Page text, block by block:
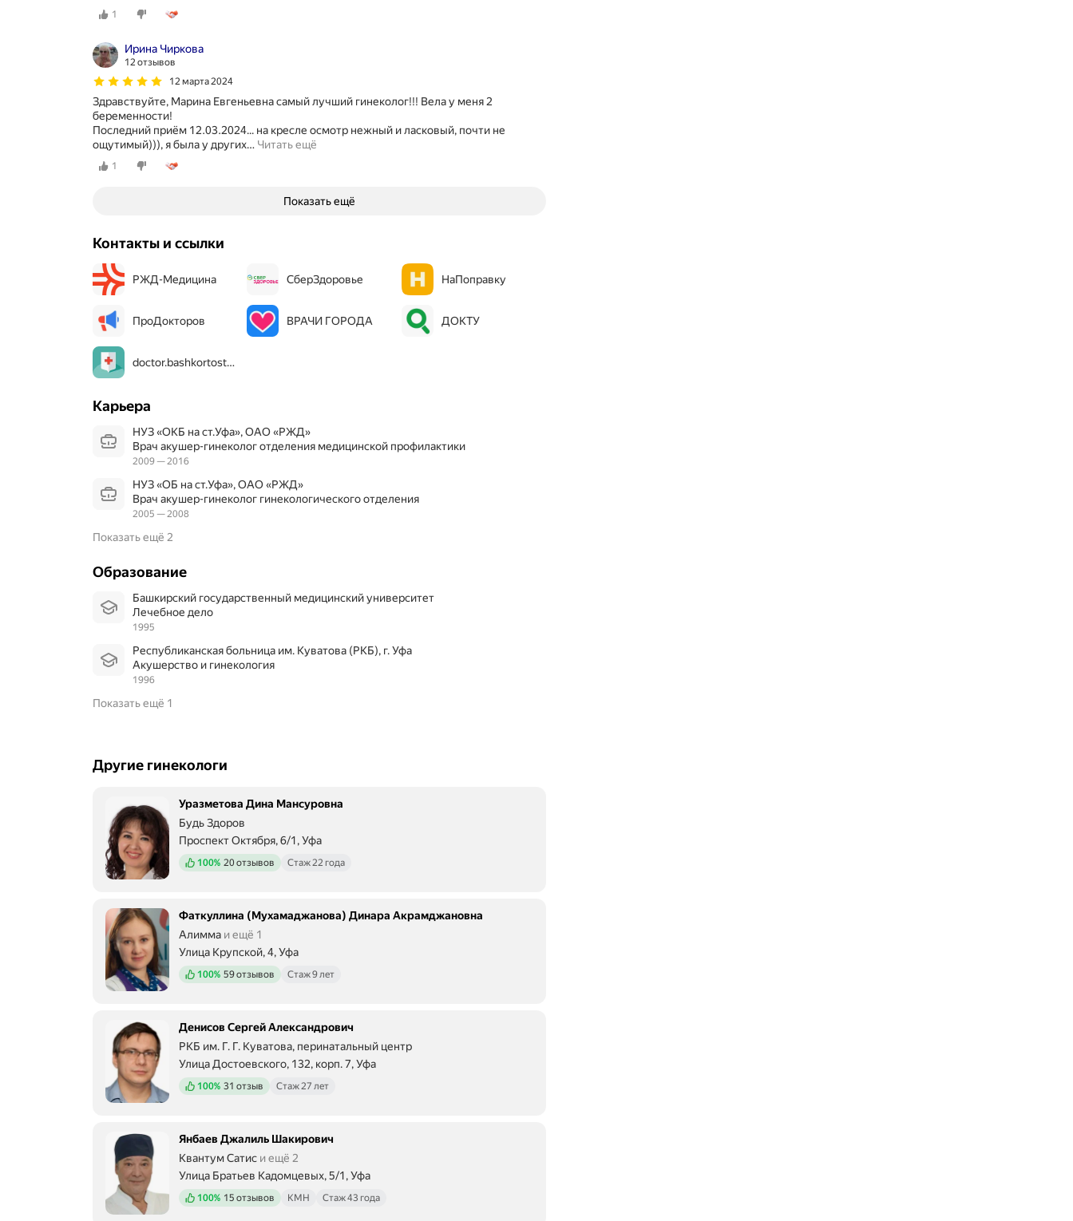
1
Ирина Чиркова
12 отзывов
12 марта 2024
Здравствуйте, Марина Евгеньевна самый лучший гинеколог!!! Вела у меня 2
беременности!
Последний приём 12.03.2024... на кресле осмотр нежный и ласковый, почти не
ощутимый))), я была у других… Читать ещё
1
Показать ещё
Контакты и ссылки
РЖД-Медицина СберЗдоровье НаПоправку
ПроДокторов ВРАЧИ ГОРОДА ДОКТУ
doctor.bashkortostan.ru
Карьера
НУЗ «ОКБ на ст.Уфа», ОАО «РЖД»
Врач акушер-гинеколог отделения медицинской профилактики
2009 — 2016
НУЗ «ОБ на ст.Уфа», ОАО «РЖД»
Врач акушер-гинеколог гинекологического отделения
2005 — 2008
Показать ещё 2
Образование
Башкирский государственный медицинский университет
Лечебное дело
1995
Республиканская больница им. Куватова (РКБ), г. Уфа
Акушерство и гинекология
1996
Показать ещё 1
Другие гинекологи
Уразметова Дина Мансуровна
Будь Здоров
Проспект Октября, 6/1, Уфа
Положительных отзывов
100% 20 отзывов Стаж 22 года
Фаткуллина (Мухамаджанова) Динара Акрамджановна
Алимма и ещё 1
Улица Крупской, 4, Уфа
Положительных отзывов
100% 59 отзывов Стаж 9 лет
Денисов Сергей Александрович
РКБ им. Г. Г. Куватова, перинатальный центр
Улица Достоевского, 132, корп. 7, Уфа
Положительных отзывов
100% 31 отзыв Стаж 27 лет
Янбаев Джалиль Шакирович
Квантум Сатис и ещё 2
Улица Братьев Кадомцевых, 5/1, Уфа
Положительных отзывов
100% 15 отзывов КМН Стаж 43 года